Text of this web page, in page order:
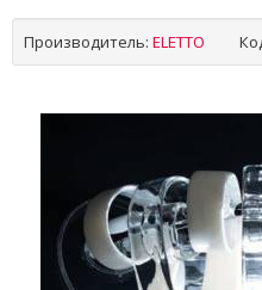
Производитель: ELETTO